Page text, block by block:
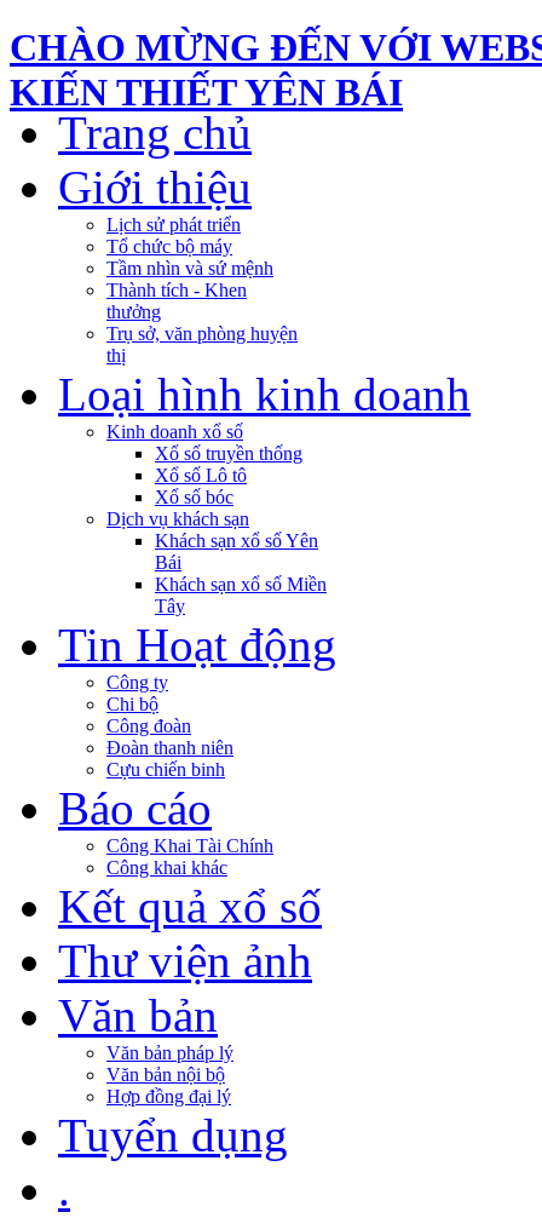
CHÀO MỪNG ĐẾN VỚI
KIẾN THIẾT YÊN BÁI
Trang chủ
Giới thiệu
Lịch sử phát triển
Tổ chức bộ máy
Tầm nhìn và sứ mệnh
Thành tích - Khen
thưởng
Trụ sở, văn phòng huyện
thị
Loại hình kinh doanh
Kinh doanh xổ số
Xổ số truyền thống
Xổ số Lô tô
Xổ số bóc
Dịch vụ khách sạn
Khách sạn xổ số Yên
Bái
Khách sạn xổ số Miền
Tây
Tin Hoạt động
Công ty
Chi bộ
Công đoàn
Đoàn thanh niên
Cựu chiến binh
Báo cáo
Công Khai Tài Chính
Công khai khác
Kết quả xổ số
Thư viện ảnh
Văn bản
Văn bản pháp lý
Văn bản nội bộ
Hợp đồng đại lý
Tuyển dụng
.